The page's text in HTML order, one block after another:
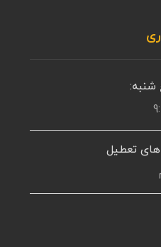
شنبه:
تعطیل